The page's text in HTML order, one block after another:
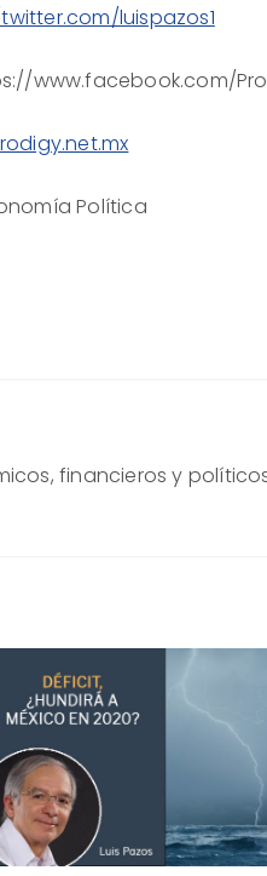
luispazos1
www.facebook.com/
Política
financieros y